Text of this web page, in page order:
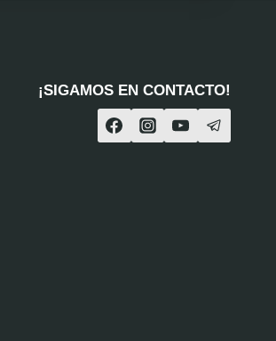
¡SIGAMOS EN CONTACTO!